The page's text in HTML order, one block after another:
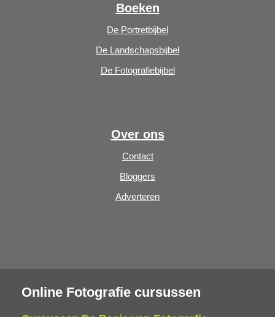
Boeken
De Portretbijbel
De Landschapsbijbel
De Fotografiebijbel
Over ons
Contact
Bloggers
Adverteren
Online Fotografie cursussen